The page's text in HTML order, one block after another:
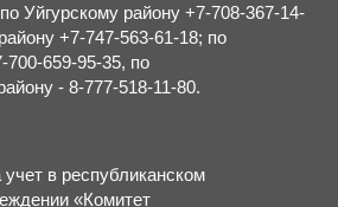
Уйгурскому району +7-708-367-14-
+7-747-563-61-18; по
659-95-35, по
- 8-777-518-11-80.
учет в республиканском
«Комитет